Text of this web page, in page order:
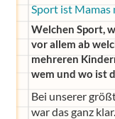
Sport ist Mamas
Welchen Sport,
vor allem ab
mehreren
wem und wo ist
Bei unserer
war das ganz